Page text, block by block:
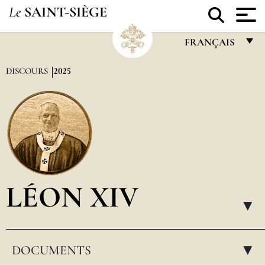
Le SAINT-SIÈGE
FRANÇAIS
العربيّة
DISCOURS 2025
LÉON XIV ▸
DOCUMENTS ▸